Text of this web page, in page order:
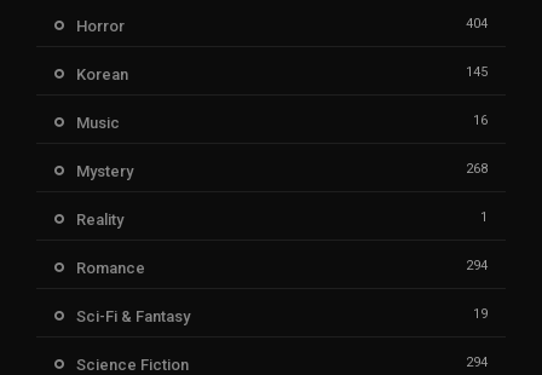
Horror 404
Korean 145
Music 16
Mystery 268
Reality 1
Romance 294
Sci-Fi & Fantasy 19
Science Fiction 294